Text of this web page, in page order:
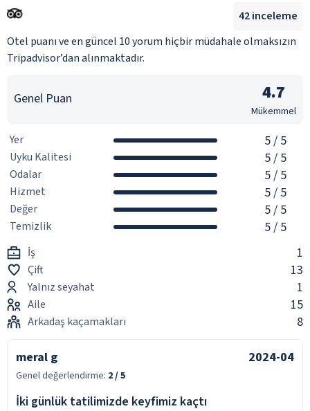
Otel puanı ve en güncel 10 yorum hiçbir müdahale olmaksızın
Tripadvisor’dan alınmaktadır.
42inceleme
Genel Puan 4.7
Mükemmel
Yer 5/ 5
Uyku Kalitesi 5/ 5
Odalar 5/ 5
Hizmet 5/ 5
Değer 5/ 5
Temizlik 5/ 5
İş 1
Çift 13
Yalnız seyahat 1
Aile 15
Arkadaş kaçamakları 8
meral g 2024-04
Genel değerlendirme: 2/ 5
İki günlük tatilimizde keyfimiz kaçtı